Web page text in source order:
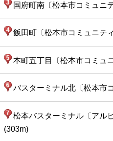
国府町南〔松本市コミュニ
飯田町〔松本市コミュニテ
本町五丁目〔松本市コミュ
バスターミナル北〔松本市
松本バスターミナル〔アル
(303m)